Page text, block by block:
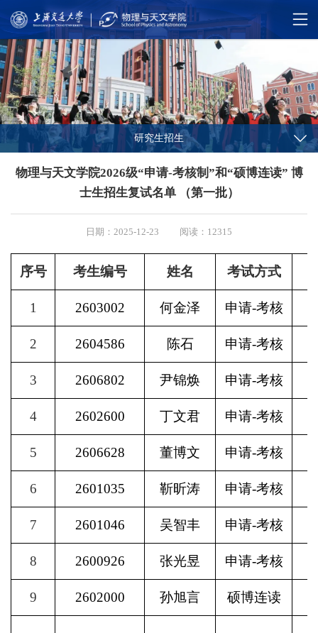
研究生招生
物理与天文学院2026级“申请-考核制”和“硕博连读” 博
士生招生复试名单 （第一批）
日期：2025-12-23 阅读：12315
序号 考生编号 姓名 考试方式
1 2603002 何金泽 申请-考核
2 2604586 陈石 申请-考核
3 2606802 尹锦焕 申请-考核
4 2602600 丁文君 申请-考核
5 2606628 董博文 申请-考核
6 2601035 靳昕涛 申请-考核
7 2601046 吴智丰 申请-考核
8 2600926 张光昱 申请-考核
9 2602000 孙旭言 硕博连读